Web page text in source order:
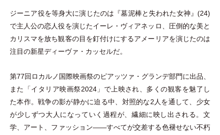
ジーニア役を等身大に演じたのは『墓泥棒と失われた女神』(24)
で主人公の恋人役を演じたイーレ ・ ヴィアネッロ、圧倒的な美と
カリスマを放ち観客の目を釘付けにするアメーリアを演じたのは
注目の新星ディーヴァ ・ カッセルだ。
第77回ロカルノ国際映画祭のピアッツァ ・ グランデ部門に出品、
また
「イタリア映画祭2024」 で上映され、多くの観客を魅了し
た本作。戦争の影が静かに迫る中、対照的な2人を通して、少女
が少しずつ大人になっていく過程が、繊細に映し出される。文
学、アート、ファッション——すべてが交差する色褪せない不朽